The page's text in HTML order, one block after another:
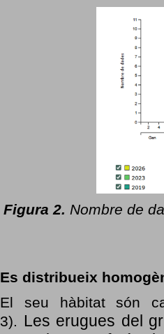
Figura 2. Nombre de
Es distribueix
El seu hàbitat són
3). Les erugues del